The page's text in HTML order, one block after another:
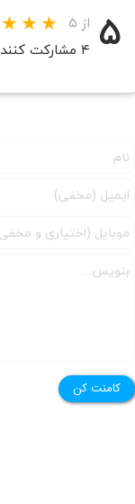
۵ از ۵
۴ مشارکت کننده
کامنت کن